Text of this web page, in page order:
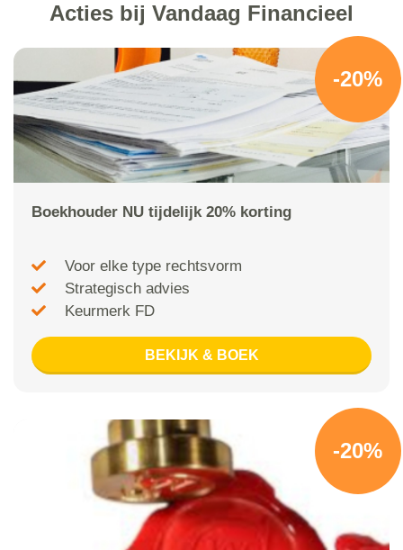
Acties bij Vandaag Financieel
-20%
Boekhouder NU tijdelijk 20% korting
Voor elke type rechtsvorm
Strategisch advies
Keurmerk FD
BEKIJK & BOEK
-20%